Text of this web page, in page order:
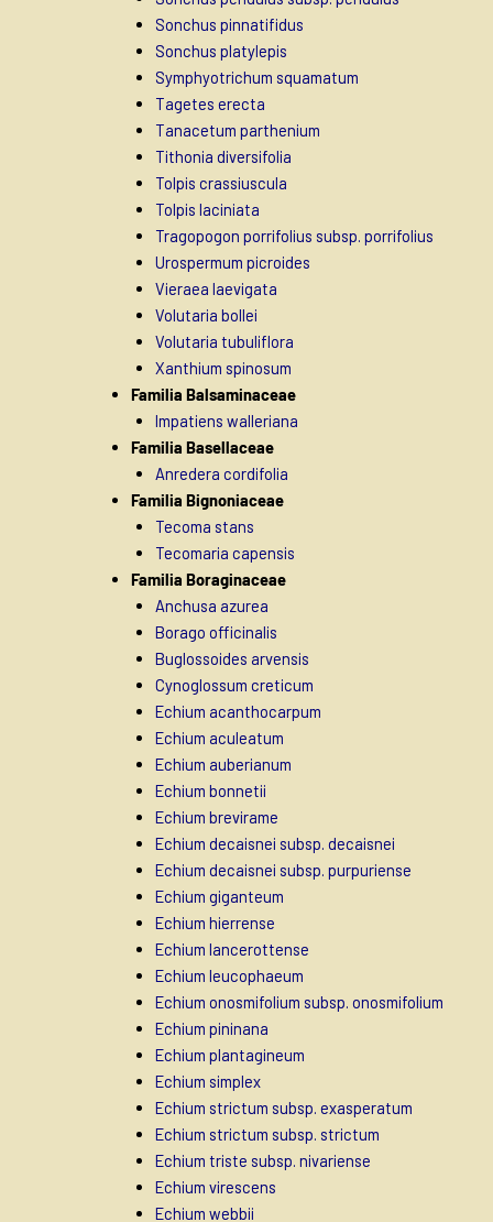
Sonchus pinnatifidus
Sonchus platylepis
Symphyotrichum squamatum
Tagetes erecta
Tanacetum parthenium
Tithonia diversifolia
Tolpis crassiuscula
Tolpis laciniata
Tragopogon porrifolius subsp. porrifolius
Urospermum picroides
Vieraea laevigata
Volutaria bollei
Volutaria tubuliflora
Xanthium spinosum
Familia Balsaminaceae
Impatiens walleriana
Familia Basellaceae
Anredera cordifolia
Familia Bignoniaceae
Tecoma stans
Tecomaria capensis
Familia Boraginaceae
Anchusa azurea
Borago officinalis
Buglossoides arvensis
Cynoglossum creticum
Echium acanthocarpum
Echium aculeatum
Echium auberianum
Echium bonnetii
Echium brevirame
Echium decaisnei subsp. decaisnei
Echium decaisnei subsp. purpuriense
Echium giganteum
Echium hierrense
Echium lancerottense
Echium leucophaeum
Echium onosmifolium subsp. onosmifolium
Echium pininana
Echium plantagineum
Echium simplex
Echium strictum subsp. exasperatum
Echium strictum subsp. strictum
Echium triste subsp. nivariense
Echium virescens
Echium webbii